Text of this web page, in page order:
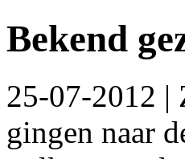
Bekend
25-07-2012 |
gingen naar